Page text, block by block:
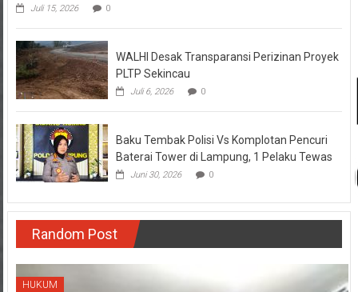
Juli 15, 2026 0
WALHI Desak Transparansi Perizinan Proyek
PLTP Sekincau
Juli 6, 2026 0
Baku Tembak Polisi Vs Komplotan Pencuri
Baterai Tower di Lampung, 1 Pelaku Tewas
Juni 30, 2026 0
Random Post
HUKUM